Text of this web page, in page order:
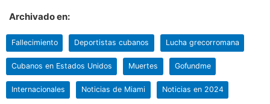
Archivado en:
Fallecimiento Deportistas cubanos Lucha grecorromana
Cubanos en Estados Unidos Muertes Gofundme
Internacionales Noticias de Miami Noticias en 2024